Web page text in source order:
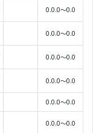
0.0.0～0.0
0.0.0～0.0
0.0.0～0.0
0.0.0～0.0
0.0.0～0.0
0.0.0～0.0